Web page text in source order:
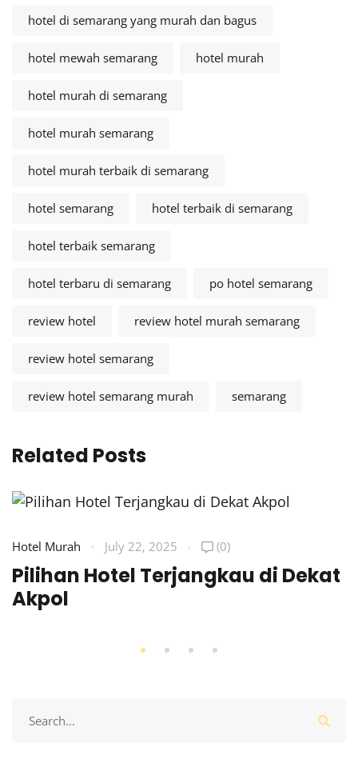
hotel di semarang yang murah dan bagus
hotel mewah semarang hotel murah
hotel murah di semarang
hotel murah semarang
hotel murah terbaik di semarang
hotel semarang hotel terbaik di semarang
hotel terbaik semarang
hotel terbaru di semarang po hotel semarang
review hotel review hotel murah semarang
review hotel semarang
review hotel semarang murah semarang
Related Posts
Hotel Murah July 22, 2025 (0)
Pilihan Hotel Terjangkau di Dekat
Akpol
for: